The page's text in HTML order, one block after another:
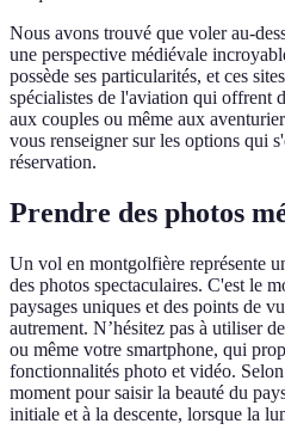
Nous avons trouvé que voler au-
une perspective médiévale
possède ses particularités, et ces
spécialistes de l'aviation qui offrent
aux couples ou même aux
vous renseigner sur les options qui
réservation.
Prendre des photos
Un vol en montgolfière représente
des photos spectaculaires. C'est le
paysages uniques et des points de
autrement. N’hésitez pas à utiliser
ou même votre smartphone, qui
fonctionnalités photo et vidéo.
moment pour saisir la beauté du
initiale et à la descente, lorsque la